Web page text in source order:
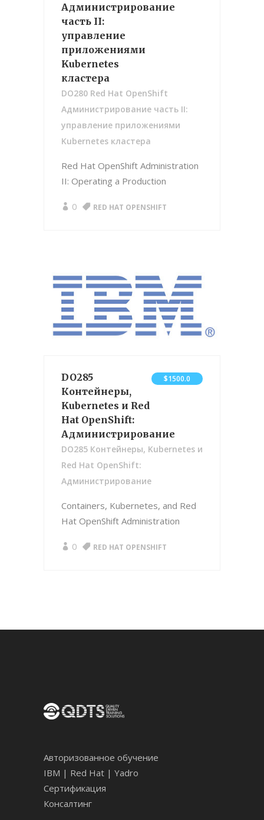
Администрирование
часть II:
управление
приложениями
Kubernetes
кластера
DO280 Red Hat OpenShift
Администрирование часть II:
управление приложениями
Kubernetes кластера
Red Hat OpenShift Administration
II: Operating a Production
0 RED HAT OPENSHIFT
DO285
Контейнеры,
Kubernetes и Red
Hat OpenShift:
Администрирование
$1500.0
DO285 Контейнеры, Kubernetes и
Red Hat OpenShift:
Администрирование
Containers, Kubernetes, and Red
Hat OpenShift Administration
0 RED HAT OPENSHIFT
Авторизованное обучение
IBM | Red Hat | Yadro
Сертификация
Консалтинг